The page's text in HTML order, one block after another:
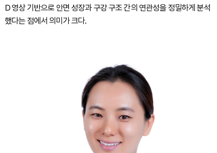
D 영상 기반으로 안면 성장과 구강 구조 간의 연관성을 정밀하게 분석
했다는 점에서 의미가 크다.